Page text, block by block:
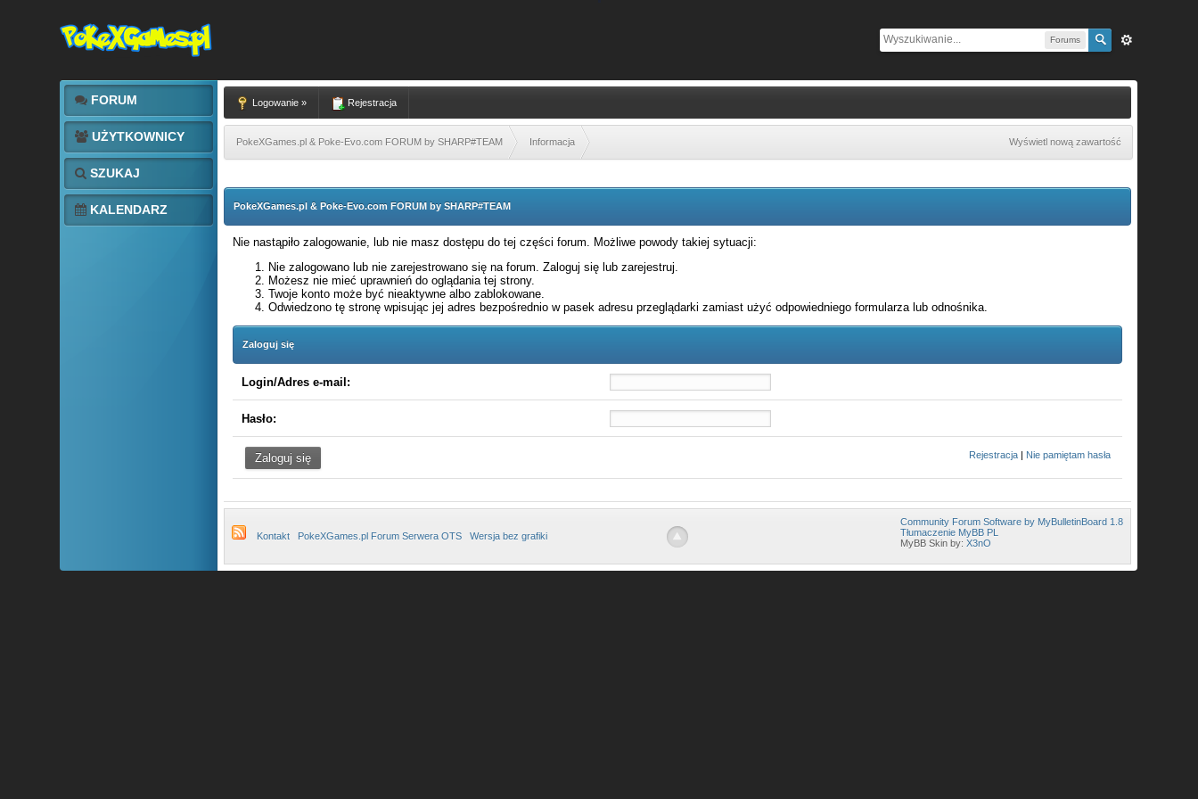
Forums
FORUM
UŻYTKOWNICY
SZUKAJ
KALENDARZ
Logowanie » Rejestracja
PokeXGames.pl & Poke-Evo.com FORUM by SHARP#TEAM Informacja Wyświetl nową zawartość
PokeXGames.pl & Poke-Evo.com FORUM by SHARP#TEAM
Nie nastąpiło zalogowanie, lub nie masz dostępu do tej części forum. Możliwe powody takiej sytuacji:
Nie zalogowano lub nie zarejestrowano się na forum. Zaloguj się lub zarejestruj.
Możesz nie mieć uprawnień do oglądania tej strony.
Twoje konto może być nieaktywne albo zablokowane.
Odwiedzono tę stronę wpisując jej adres bezpośrednio w pasek adresu przeglądarki zamiast użyć odpowiedniego formularza lub odnośnika.
Zaloguj się
Login/Adres e-mail:
Hasło:
Rejestracja | Nie pamiętam hasła
Kontakt PokeXGames.pl Forum Serwera OTS Wersja bez grafiki
Community Forum Software by MyBulletinBoard 1.8
Tłumaczenie MyBB PL
MyBB Skin by:X3nO